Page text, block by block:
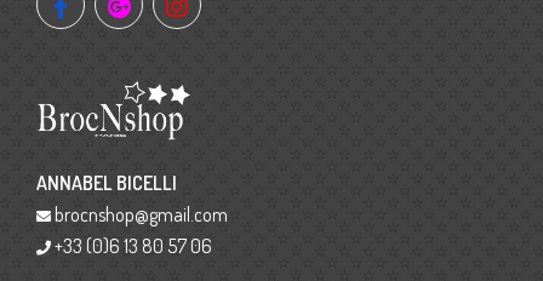
ANNABEL BICELLI
brocnshop@gmail.com
+33 (0)6 13 80 57 06